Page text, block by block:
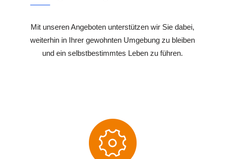
Mit unseren Angeboten unterstützen wir Sie dabei,
weiterhin in Ihrer gewohnten Umgebung zu bleiben
und ein selbstbestimmtes Leben zu führen.